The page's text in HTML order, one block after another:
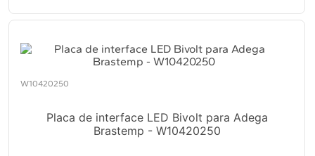
W10420250
Placa de interface LED Bivolt para Adega
Brastemp - W10420250